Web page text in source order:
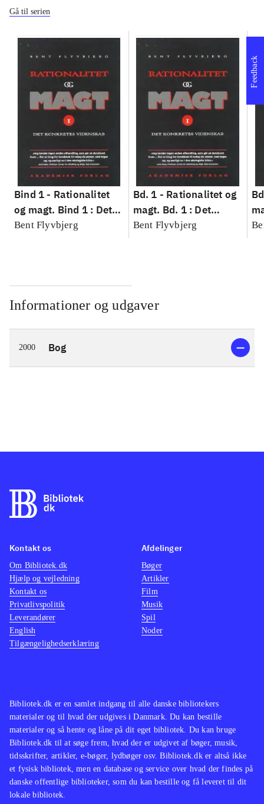
Gå til serien
Bind 1 - Rationalitet
og magt. Bind 1 : Det
konkretes videnskab
Bent Flyvbjerg
Bd. 1 - Rationalitet og
magt. Bd. 1 : Det
konkretes videnskab
Bent Flyvbjerg
Informationer og udgaver
2000 Bog
Feedback
Bibliotek.dk er en samlet indgang til alle danske bibliotekers
materialer og til hvad der udgives i Danmark. Du kan bestille
materialer og så hente og låne på dit eget bibliotek. Du kan bruge
Bibliotek.dk til at søge frem, hvad der er udgivet af bøger, musik,
tidsskrifter, artikler, e-bøger, lydbøger osv. Bibliotek.dk er altså ikke
et fysisk bibliotek, men en database og service over hvad der findes på
danske offentlige biblioteker, som du kan bestille og få leveret til dit
lokale bibliotek.
Kontakt os
Om Bibliotek.dk
Hjælp og vejledning
Kontakt os
Privatlivspolitik
Leverandører
English
Tilgængelighedserklæring
Afdelinger
Bøger
Artikler
Film
Musik
Spil
Noder